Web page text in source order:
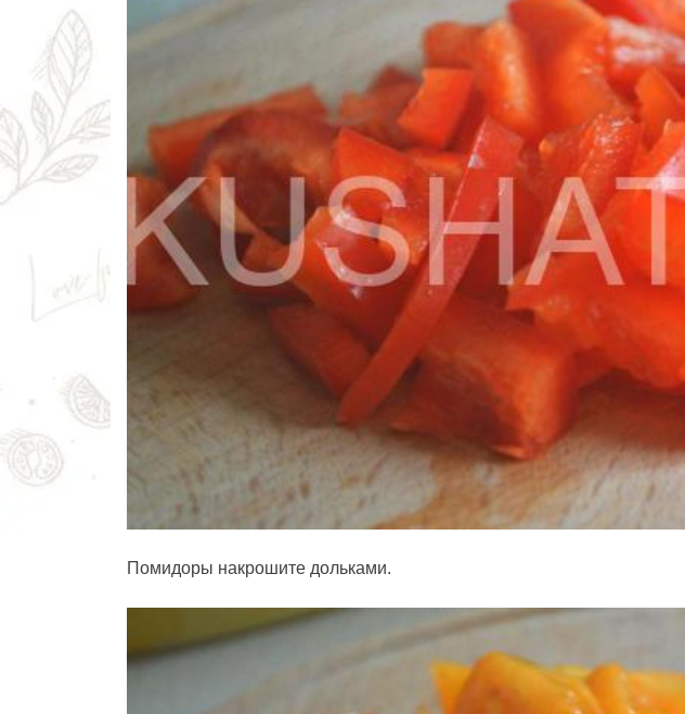
Помидоры накрошите дольками.